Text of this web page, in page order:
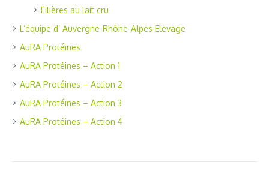
Filières au lait cru
L’équipe d’ Auvergne-Rhône-Alpes Elevage
AuRA Protéines
AuRA Protéines – Action 1
AuRA Protéines – Action 2
AuRA Protéines – Action 3
AuRA Protéines – Action 4